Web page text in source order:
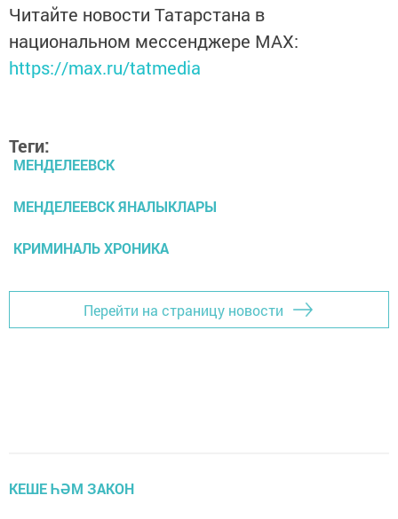
Читайте новости Татарстана в
национальном мессенджере MАХ:
https://max.ru/tatmedia
Теги:
МЕНДЕЛЕЕВСК
МЕНДЕЛЕЕВСК ЯНАЛЫКЛАРЫ
КРИМИНАЛЬ ХРОНИКА
Перейти на страницу новости
КЕШЕ ҺӘМ ЗАКОН